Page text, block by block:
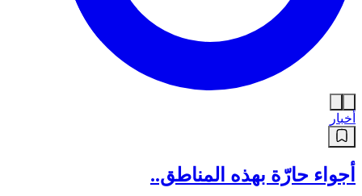
أخبار
أجواء حارّة بهذه المناطق..